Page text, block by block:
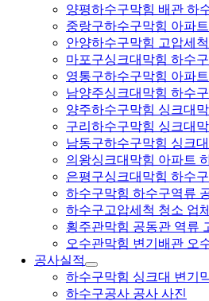
양평하수구막힘 배관 하
중랑구하수구막힘 아파
안양하수구막힘 고압세
마포구싱크대막힘 하수
영통구하수구막힘 아파
남양주싱크대막힘 하수
양주하수구막힘 싱크대
구리하수구막힘 싱크대
남동구하수구막힘 싱크
의왕싱크대막힘 아파트
은평구싱크대막힘 하수
하수구막힘 하수구역류
하수구고압세척 청소 업체
횡주관막힘 공동관 역류
오수관막힘 변기배관 오
공사실적
하수구막힘 싱크대 변기
하수구공사 공사 사진